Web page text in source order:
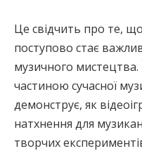
Це свідчить про те,
поступово стає
музичного
частиною сучасної
демонструє, як
натхнення для
творчих